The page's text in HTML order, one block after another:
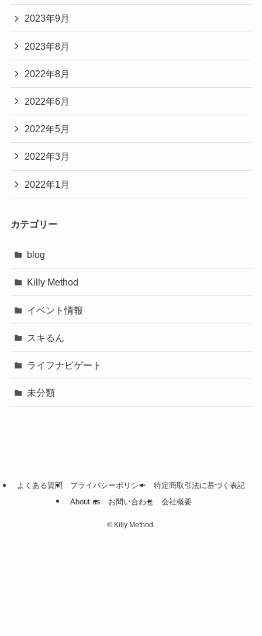
2023年9月
2023年8月
2022年8月
2022年6月
2022年5月
2022年3月
2022年1月
カテゴリー
blog
Killy Method
イベント情報
スキるん
ライフナビゲート
未分類
よくある質問 プライバシーポリシー
特定商取引法に基づく表記
About us
お問い合わせ 会社概要
© Killy Method.